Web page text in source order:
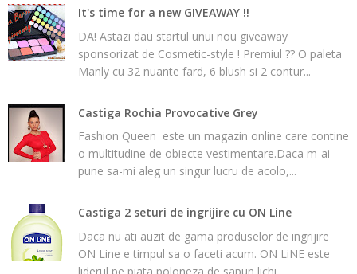
It's time for a new GIVEAWAY !!
DA! Astazi dau startul unui nou giveaway
sponsorizat de Cosmetic-style ! Premiul ?? O paleta
Manly cu 32 nuante fard, 6 blush si 2 contur...
Castiga Rochia Provocative Grey
Fashion Queen este un magazin online care contine
o multitudine de obiecte vestimentare.Daca m-ai
pune sa-mi aleg un singur lucru de acolo,...
Castiga 2 seturi de ingrijire cu ON Line
Daca nu ati auzit de gama produselor de ingrijire
ON Line e timpul sa o faceti acum. ON LiNE este